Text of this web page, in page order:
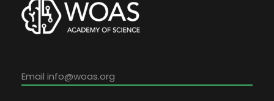
Email info@woas.org